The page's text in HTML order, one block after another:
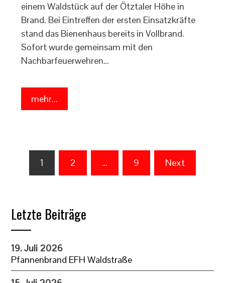
einem Waldstück auf der Ötztaler Höhe in
Brand. Bei Eintreffen der ersten Einsatzkräfte
stand das Bienenhaus bereits in Vollbrand.
Sofort wurde gemeinsam mit den
Nachbarfeuerwehren…
mehr...
Seitennummerierung
der
Beiträge
1 2 … 9 Next
Letzte Beiträge
19. Juli 2026
Pfannenbrand EFH Waldstraße